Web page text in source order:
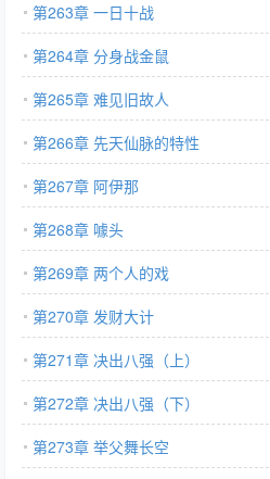
第263章 一日十战
第264章 分身战金鼠
第265章 难见旧故人
第266章 先天仙脉的特性
第267章 阿伊那
第268章 噱头
第269章 两个人的戏
第270章 发财大计
第271章 决出八强（上）
第272章 决出八强（下）
第273章 举父舞长空